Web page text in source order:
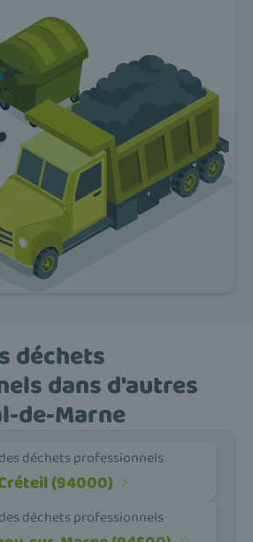
déchets
dans d'autres
de-Marne
déchets professionnels
(94000)
déchets professionnels